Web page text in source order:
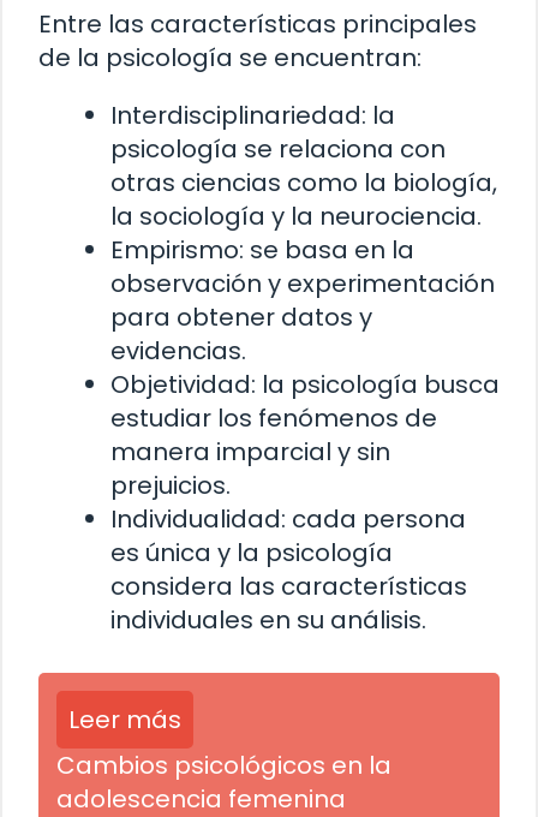
Entre las características principales
de la psicología se encuentran:
Interdisciplinariedad: la
psicología se relaciona con
otras ciencias como la biología,
la sociología y la neurociencia.
Empirismo: se basa en la
observación y experimentación
para obtener datos y
evidencias.
Objetividad: la psicología busca
estudiar los fenómenos de
manera imparcial y sin
prejuicios.
Individualidad: cada persona
es única y la psicología
considera las características
individuales en su análisis.
Leer más
Cambios psicológicos en la
adolescencia femenina